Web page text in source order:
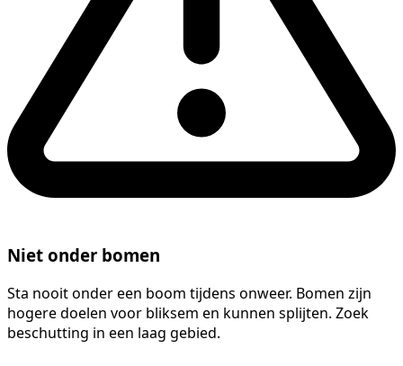
Niet onder bomen
Sta nooit onder een boom tijdens onweer. Bomen zijn
hogere doelen voor bliksem en kunnen splijten. Zoek
beschutting in een laag gebied.